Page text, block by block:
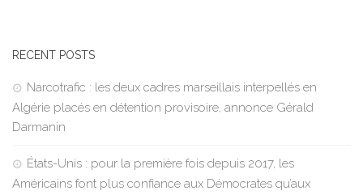
RECENT POSTS
Narcotrafic : les deux cadres marseillais interpellés en
Algérie placés en détention provisoire, annonce Gérald
Darmanin
États-Unis : pour la première fois depuis 2017, les
Américains font plus confiance aux Démocrates qu’aux